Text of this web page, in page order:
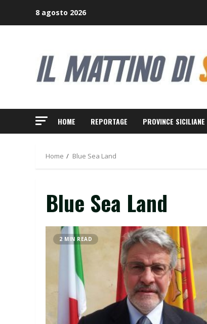
8 agosto 2026
HOME REPORTAGE PROVINCE SICILIANE
Home Blue Sea Land
Blue Sea Land
2 MIN READ